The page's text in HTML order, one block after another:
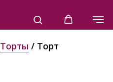
Торты / Торт